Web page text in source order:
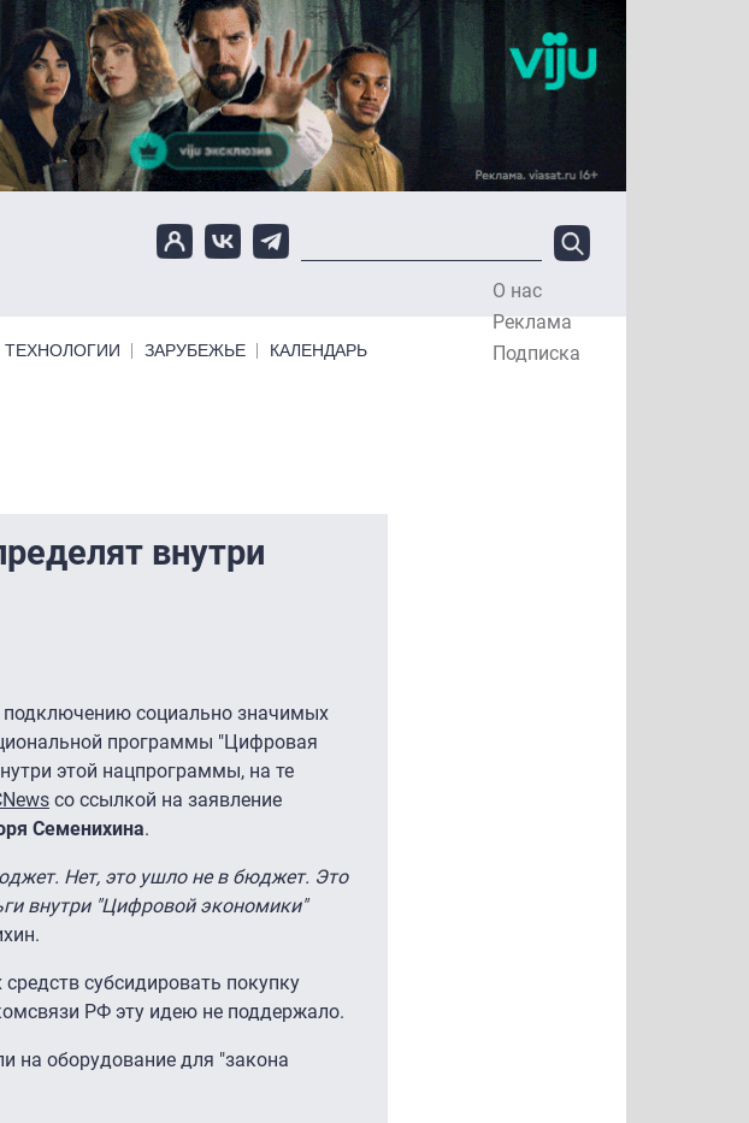
О нас
Реклама
Подписка
ТЕХНОЛОГИИ ЗАРУБЕЖЬЕ КАЛЕНДАРЬ
внутри
социально значимых
программы "Цифровая
этой нацпрограммы, на те
со ссылкой на заявление
Семенихина.
Нет, это ушло не в бюджет. Это
внутри "Цифровой экономики"
средств субсидировать покупку
РФ эту идею не поддержало.
на оборудование для "закона